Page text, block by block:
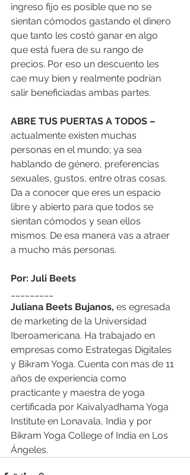
ingreso fijo es posible que no se
sientan cómodos gastando el dinero
que tanto les costó ganar en algo
que está fuera de su rango de
precios. Por eso un descuento les
cae muy bien y realmente podrían
salir beneficiadas ambas partes.
ABRE TUS PUERTAS A TODOS –
actualmente existen muchas
personas en el mundo; ya sea
hablando de género, preferencias
sexuales, gustos, entre otras cosas.
Da a conocer que eres un espacio
libre y abierto para que todos se
sientan cómodos y sean ellos
mismos. De esa manera vas a atraer
a mucho más personas.
Por: Juli Beets
Juliana Beets Bujanos, es egresada
de marketing de la Universidad
Iberoamericana. Ha trabajado en
empresas como Estrategas Digitales
y Bikram Yoga. Cuenta con mas de 11
años de experiencia como
practicante y maestra de yoga
certificada por Kaivalyadhama Yoga
Institute en Lonavala, India y por
Bikram Yoga College of India en Los
Ángeles.